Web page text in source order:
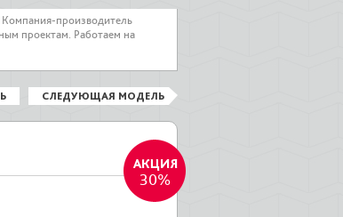
производитель
проектам. Работаем на
СЛЕДУЮЩАЯ МОДЕЛЬ
30%